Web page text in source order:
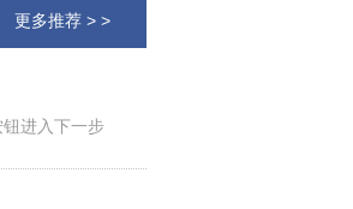
更多推荐 > >
进入下一步